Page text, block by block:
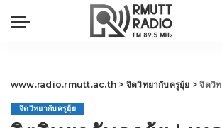
www.radio.rmutt.ac.th > จิตวิทยากับครูยุ้ย >จิตวิทยากั
จิตวิทยากับครูยุ้ย